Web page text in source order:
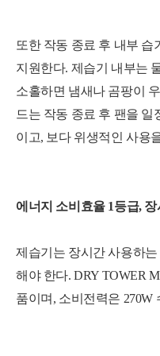
또한 작동 종료 후 내부
지원한다. 제습기 내부는
소홀하면 냄새나 곰팡이
드는 작동 종료 후 팬을
이고, 보다 위생적인 사용
에너지 소비효율 1등급,
제습기는 장시간 사용하
해야 한다. DRY TOWER
품이며, 소비전력은 270W